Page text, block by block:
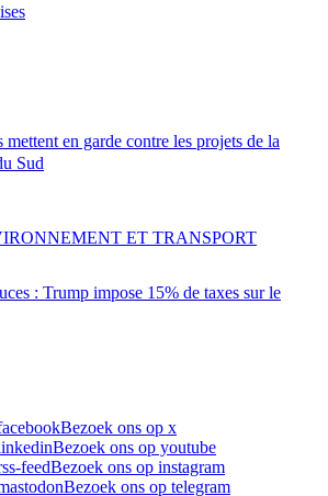
mettent en garde contre les projets de la
Sud
: Trump impose 15% de taxes sur le
ET TRANSPORT
Bezoek ons op x
Bezoek ons op youtube
feedBezoek ons op instagram
Bezoek ons op telegram